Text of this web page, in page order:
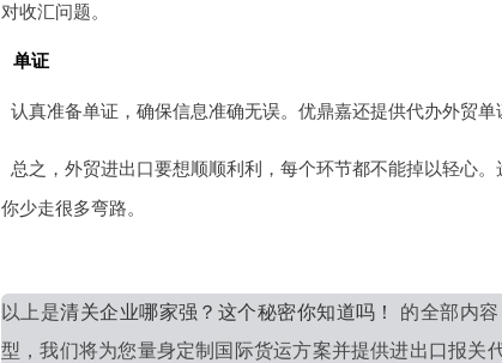
对收汇问题。
单证
认真准备单证，确保信息准确无误。优鼎嘉还提供代办外贸
总之，外贸进出口要想顺顺利利，每个环节都不能掉以轻心
你少走很多弯路。
以上是清关企业哪家强？这个秘密你知道吗！ 的全部内
型，我们将为您量身定制国际货运方案并提供进出口报关